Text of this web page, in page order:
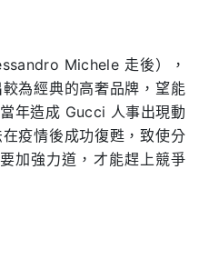
Michele 走後），
為經典的高奢品牌，望能
年造成 Gucci 人事出現動
疫情後成功復甦，致使分
加強力道，才能趕上競爭